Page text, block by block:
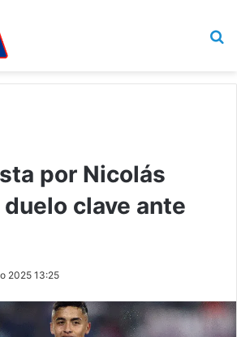
por Nicolás
duelo clave ante
2025 13:25